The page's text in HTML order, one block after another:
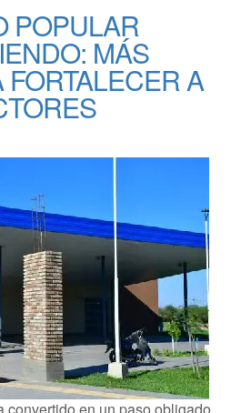
POPULAR
MÁS
A